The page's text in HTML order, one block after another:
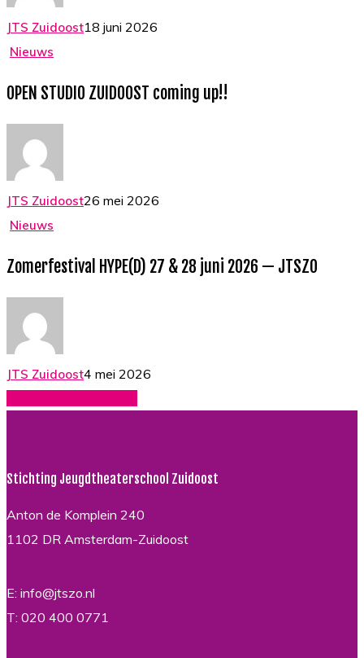
JTS Zuidoost18 juni 2026
Nieuws
ZUIDOOST
coming
OPEN STUDIO ZUIDOOST coming up!!
JTS Zuidoost26 mei 2026
Nieuws
27
&
juni
2026
—
Zomerfestival HYPE(D) 27 & 28 juni 2026 — JTSZO
JTS Zuidoost4 mei 2026
Stichting Jeugdtheaterschool Zuidoost
Anton de Komplein 240
1102 DR Amsterdam-Zuidoost
E: info@jtszo.nl
T: 020 400 0771